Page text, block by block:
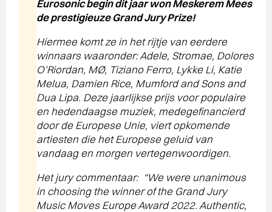
Eurosonic begin dit jaar won Meskerem Mees
de prestigieuze Grand Jury Prize!
Hiermee komt ze in het rijtje van eerdere
winnaars waaronder: Adele, Stromae, Dolores
O’Riordan, MØ, Tiziano Ferro, Lykke Li, Katie
Melua, Damien Rice, Mumford and Sons and
Dua Lipa. Deze jaarlijkse prijs voor populaire
en hedendaagse muziek, medegefinancierd
door de Europese Unie, viert opkomende
artiesten die het Europese geluid van
vandaag en morgen vertegenwoordigen.
Het jury commentaar: “We were unanimous
in choosing the winner of the Grand Jury
Music Moves Europe Award 2022. Authentic,